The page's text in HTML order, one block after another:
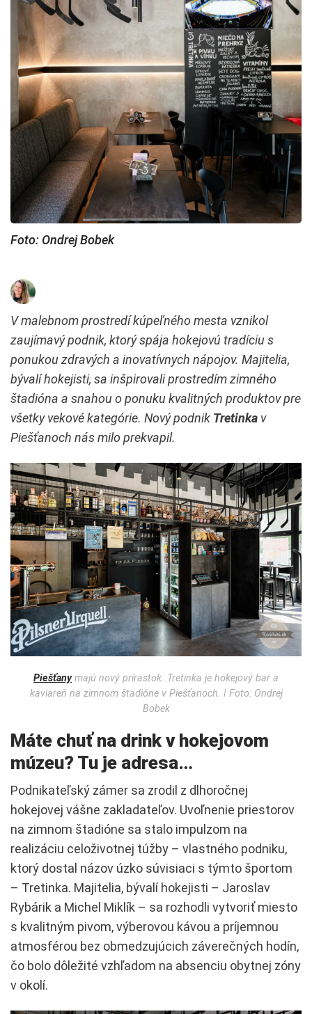
Foto: Ondrej Bobek
V malebnom prostredí kúpeľného mesta vznikol
zaujímavý podnik, ktorý spája hokejovú tradíciu s
ponukou zdravých a inovatívnych nápojov. Majitelia,
bývalí hokejisti, sa inšpirovali prostredím zimného
štadióna a snahou o ponuku kvalitných produktov pre
všetky vekové kategórie. Nový podnik Tretinka v
Piešťanoch nás milo prekvapil.
Piešťanymajú nový prírastok. Tretinka je hokejový bar a
kaviareň na zimnom štadióne v Piešťanoch. ǀ Foto: Ondrej
Bobek
Máte chuť na drink v hokejovom
múzeu? Tu je adresa…
Podnikateľský zámer sa zrodil z dlhoročnej
hokejovej vášne zakladateľov. Uvoľnenie priestorov
na zimnom štadióne sa stalo impulzom na
realizáciu celoživotnej túžby – vlastného podniku,
ktorý dostal názov úzko súvisiaci s týmto športom
– Tretinka. Majitelia, bývalí hokejisti – Jaroslav
Rybárik a Michel Miklík – sa rozhodli vytvoriť miesto
s kvalitným pivom, výberovou kávou a príjemnou
atmosférou bez obmedzujúcich záverečných hodín,
čo bolo dôležité vzhľadom na absenciu obytnej zóny
v okolí.